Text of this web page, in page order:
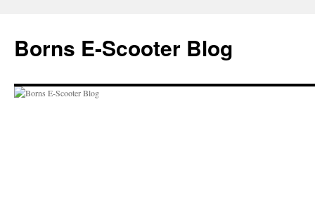
springen
Borns E-Scooter Blog